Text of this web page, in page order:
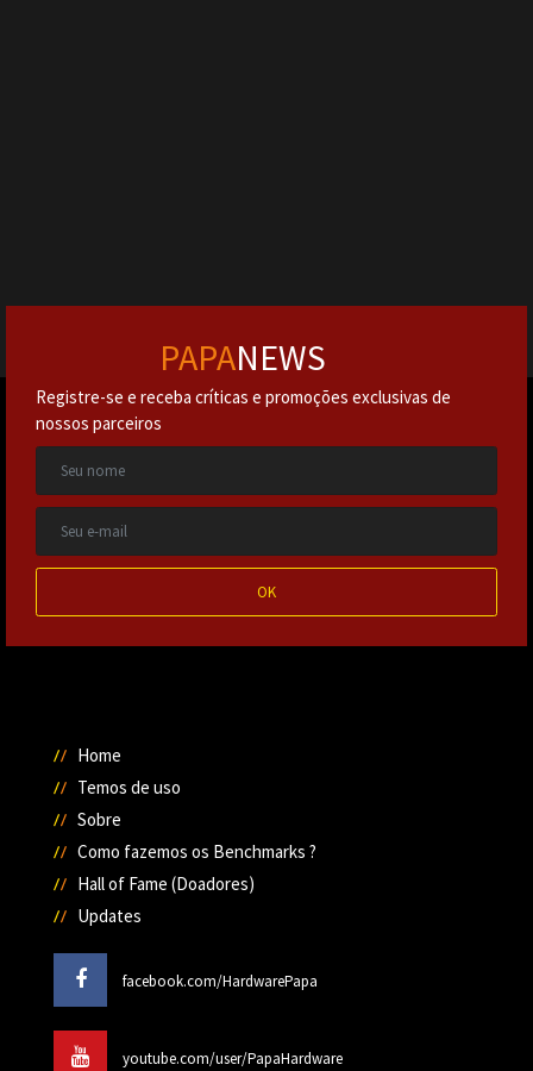
PAPANEWS
Registre-se e receba críticas e promoções exclusivas de
nossos parceiros
OK
Home
Temos de uso
Sobre
Como fazemos os Benchmarks ?
Hall of Fame (Doadores)
Updates
facebook.com/HardwarePapa
youtube.com/user/PapaHardware